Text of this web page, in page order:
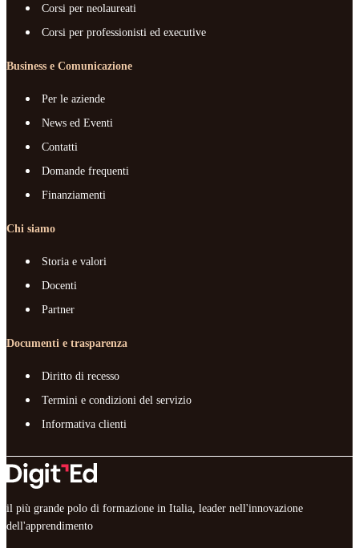
Corsi per neolaureati
Corsi per professionisti ed executive
Business e Comunicazione
Per le aziende
News ed Eventi
Contatti
Domande frequenti
Finanziamenti
Chi siamo
Storia e valori
Docenti
Partner
Documenti e trasparenza
Diritto di recesso
Termini e condizioni del servizio
Informativa clienti
il più grande polo di formazione in Italia, leader nell'innovazione
dell'apprendimento